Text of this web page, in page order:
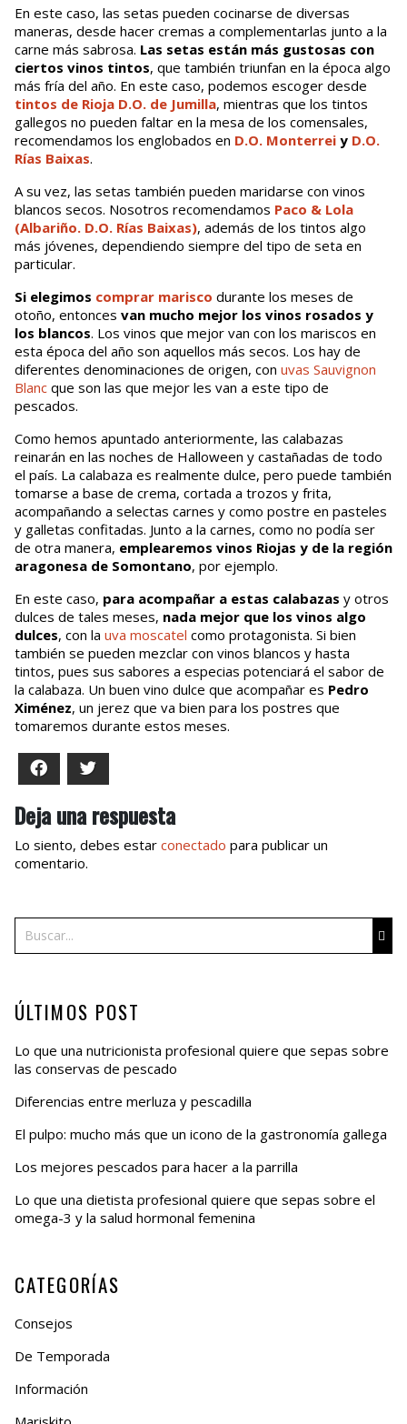
En este caso, las setas pueden cocinarse de diversas
maneras, desde hacer cremas a complementarlas junto a la
carne más sabrosa. Las setas están más gustosas con
ciertos vinos tintos, que también triunfan en la época algo
más fría del año. En este caso, podemos escoger desde
tintos de Rioja D.O. de Jumilla, mientras que los tintos
gallegos no pueden faltar en la mesa de los comensales,
recomendamos los englobados en D.O. Monterrei y D.O.
Rías Baixas.
A su vez, las setas también pueden maridarse con vinos
blancos secos. Nosotros recomendamos Paco & Lola
(Albariño. D.O. Rías Baixas), además de los tintos algo
más jóvenes, dependiendo siempre del tipo de seta en
particular.
Si elegimos comprar marisco durante los meses de
otoño, entonces van mucho mejor los vinos rosados y
los blancos. Los vinos que mejor van con los mariscos en
esta época del año son aquellos más secos. Los hay de
diferentes denominaciones de origen, con uvas Sauvignon
Blanc que son las que mejor les van a este tipo de
pescados.
Como hemos apuntado anteriormente, las calabazas
reinarán en las noches de Halloween y castañadas de todo
el país. La calabaza es realmente dulce, pero puede también
tomarse a base de crema, cortada a trozos y frita,
acompañando a selectas carnes y como postre en pasteles
y galletas confitadas. Junto a la carnes, como no podía ser
de otra manera, emplearemos vinos Riojas y de la región
aragonesa de Somontano, por ejemplo.
En este caso, para acompañar a estas calabazas y otros
dulces de tales meses, nada mejor que los vinos algo
dulces, con la uva moscatel como protagonista. Si bien
también se pueden mezclar con vinos blancos y hasta
tintos, pues sus sabores a especias potenciará el sabor de
la calabaza. Un buen vino dulce que acompañar es Pedro
Ximénez, un jerez que va bien para los postres que
tomaremos durante estos meses.
Facebook
Deja una respuesta
Lo siento, debes estar conectado para publicar un
comentario.
ÚLTIMOS POST
Lo que una nutricionista profesional quiere que sepas sobre
las conservas de pescado
Diferencias entre merluza y pescadilla
El pulpo: mucho más que un icono de la gastronomía gallega
Los mejores pescados para hacer a la parrilla
Lo que una dietista profesional quiere que sepas sobre el
omega-3 y la salud hormonal femenina
CATEGORÍAS
Consejos
De Temporada
Información